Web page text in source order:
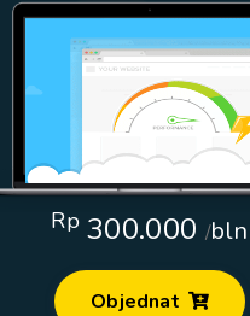
Rp 300.000 /bln
Objednat